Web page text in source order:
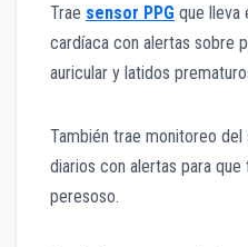
Trae sensor PPG que lleva
cardíaca con alertas sobre
auricular y latidos
También trae monitoreo
diarios con alertas para
peresoso.